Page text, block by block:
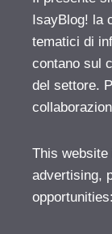
IsayBlog! la
tematici di
contano sul
del settore.
This
advertising,
opportunities: